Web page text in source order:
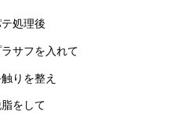
処理後
サフを入れて
りを整え
をして